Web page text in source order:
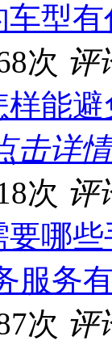
型有
次 评
能
击详情
次 评
哪
服务
次 评